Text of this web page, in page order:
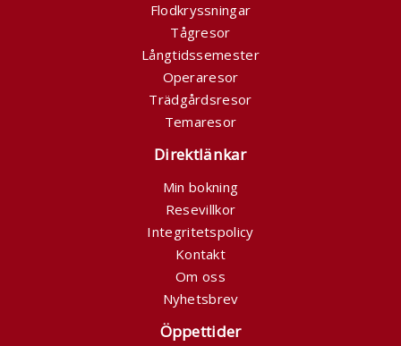
Flodkryssningar
Tågresor
Långtidssemester
Operaresor
Trädgårdsresor
Temaresor
Direktlänkar
Min bokning
Resevillkor
Integritetspolicy
Kontakt
Om oss
Nyhetsbrev
Öppettider